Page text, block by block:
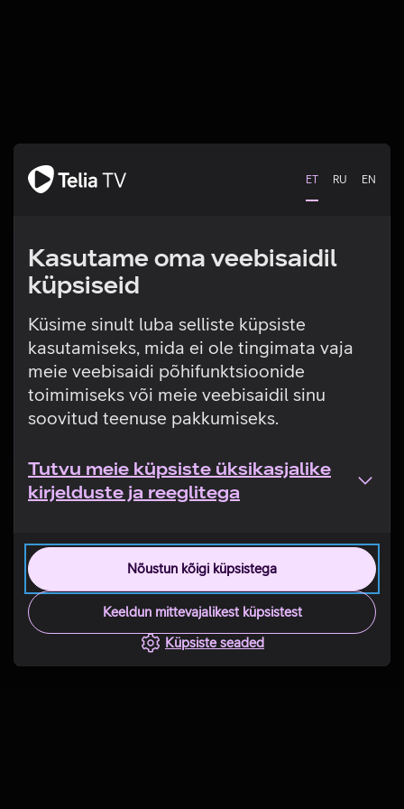
ET RU EN
Kasutame oma veebisaidil
küpsiseid
Küsime sinult luba selliste küpsiste
kasutamiseks, mida ei ole tingimata vaja
meie veebisaidi põhifunktsioonide
toimimiseks või meie veebisaidil sinu
soovitud teenuse pakkumiseks.
Tutvu meie küpsiste üksikasjalike
kirjelduste ja reeglitega
Nõustun kõigi küpsistega
Keeldun mittevajalikest küpsistest
Küpsiste seaded
Tehniline viga